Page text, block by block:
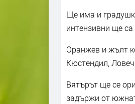
Ще има и
интензивни ще
Оранжев и жълт
Кюстендил,
Вятърът ще се
задържи от